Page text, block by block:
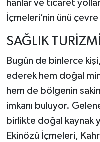
hanlar ve ticaret
İçmeleri’nin ünü
SAĞLIK
Bugün de binlerce
ederek hem doğal
hem de bölgenin
imkanı buluyor.
birlikte doğal kaynak
Ekinözü İçmeleri,